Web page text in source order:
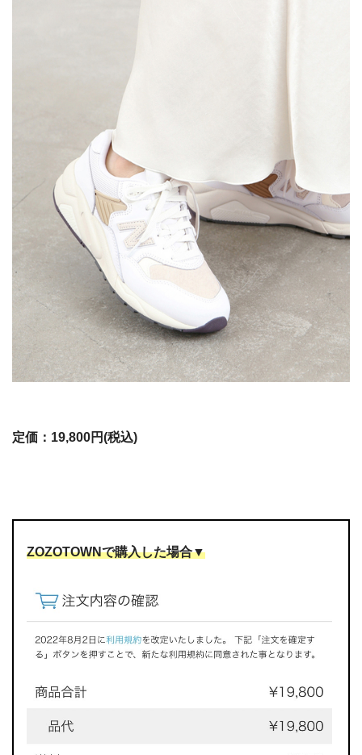
定価：19,800円(税込)
ZOZOTOWNで購入した場合▼